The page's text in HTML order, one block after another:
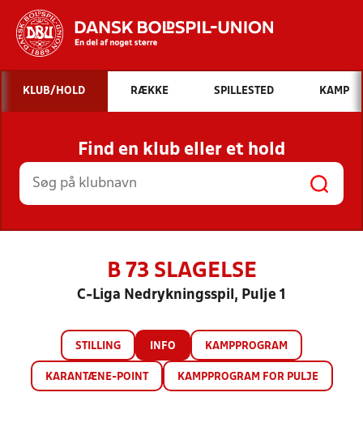
Hvad vil du søge efter?
INDHOLD OG NYHEDER
STILLINGER, RESULTATER, KLUBBER OG
HOLD
KLUB/HOLD RÆKKE SPILLESTED KAMP
Find en klub eller et hold
B 73 SLAGELSE
C-Liga Nedrykningsspil, Pulje 1
STILLING INFO KAMPPROGRAM
KARANTÆNE-POINT KAMPPROGRAM FOR PULJE